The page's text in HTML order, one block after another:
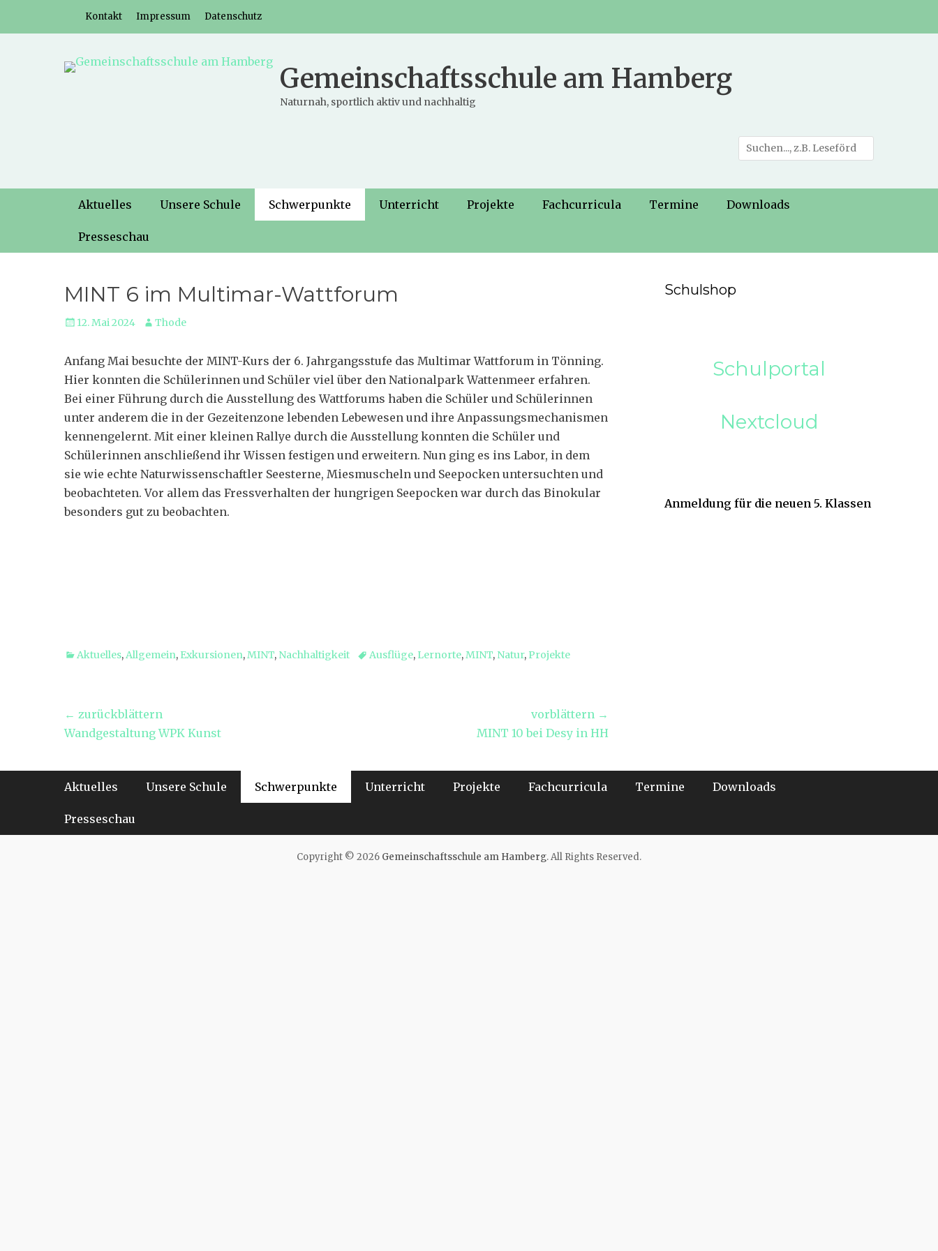
Header-Menü
Weiter
Kontakt Impressum Datenschutz
Gemeinschaftsschule am Hamberg
Naturnah, sportlich aktiv und nachhaltig
Suche
nach:
Hauptmenü
Weiter
Inhalt
Aktuelles Unsere Schule Schwerpunkte Unterricht Projekte Fachcurricula Termine Downloads
Presseschau
MINT 6 im Multimar-Wattforum
Veröffentlicht
12. Mai 2024 Autor
Thode
Anfang Mai besuchte der MINT-Kurs der 6. Jahrgangsstufe das Multimar Wattforum in Tönning.
Hier konnten die Schülerinnen und Schüler viel über den Nationalpark Wattenmeer erfahren.
Bei einer Führung durch die Ausstellung des Wattforums haben die Schüler und Schülerinnen
unter anderem die in der Gezeitenzone lebenden Lebewesen und ihre Anpassungsmechanismen
kennengelernt. Mit einer kleinen Rallye durch die Ausstellung konnten die Schüler und
Schülerinnen anschließend ihr Wissen festigen und erweitern. Nun ging es ins Labor, in dem
sie wie echte Naturwissenschaftler Seesterne, Miesmuscheln und Seepocken untersuchten und
beobachteten. Vor allem das Fressverhalten der hungrigen Seepocken war durch das Binokular
besonders gut zu beobachten.
Kategorien
Aktuelles,Allgemein, Exkursionen,MINT, Nachhaltigkeit TagsAusflüge, Lernorte,MINT, Natur, Projekte
Beitragsnavigation
← zurückblättern
Vorheriger
Wandgestaltung WPK Kunst
vorblättern →
MINT 10 bei Desy in HH
Schulshop
Schulportal
Nextcloud
Anmeldung für die neuen 5. Klassen
Footer-Menü
Weiter
Inhalt
Aktuelles Unsere Schule Schwerpunkte Unterricht Projekte Fachcurricula Termine Downloads
Presseschau
Copyright © 2026 Gemeinschaftsschule am Hamberg. All Rights Reserved.